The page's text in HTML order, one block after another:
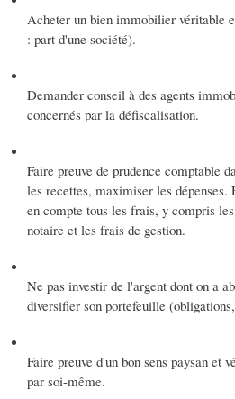
Acheter un bien immobilier véritable
: part d'une société).
Demander conseil à des agents
concernés par la défiscalisation.
Faire preuve de prudence comptable
les recettes, maximiser les
en compte tous les frais, y compris
notaire et les frais de gestion.
Ne pas investir de l'argent dont on a
diversifier son portefeuille
Faire preuve d'un bon sens paysan et
par soi-même.